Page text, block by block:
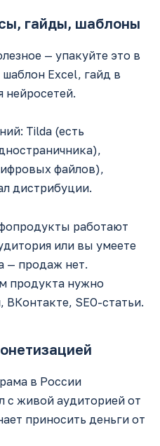
гайды, шаблоны
— упакуйте это в
Excel, гайд в
нейросетей.
Tilda (есть
файлов),
дистрибуции.
работают
или вы умеете
— продаж нет.
продукта нужно
ВКонтакте, SEO-статьи.
в России
с живой аудиторией от
приносить деньги от